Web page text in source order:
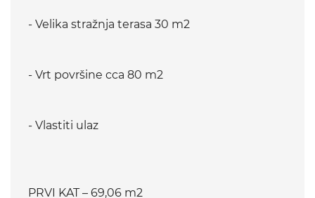
- Velika stražnja terasa 30 m2
- Vrt površine cca 80 m2
- Vlastiti ulaz
PRVI KAT – 69,06 m2